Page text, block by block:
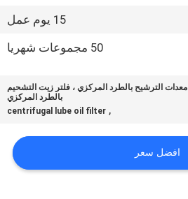
15 يوم عمل
50 مجموعات شهريا
معدات الترشيح بالطرد المركزي ، فلتر زيت التشحيم
بالطرد المركزي
,
centrifugal lube oil filter
افضل سعر